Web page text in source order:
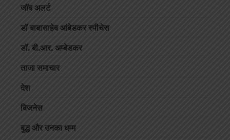
जॉब अलर्ट
डॉ बाबासाहेब आंबेडकर स्पीचेस
डॉ. बी.आर. अम्बेडकर
ताजा समाचार
देश
बिजनेस
बुद्ध और उनका धम्म